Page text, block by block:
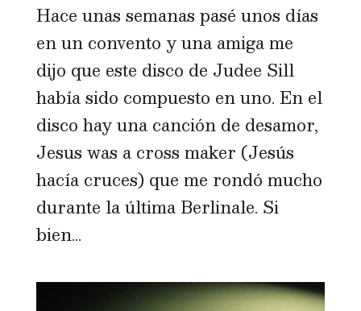
Hace unas semanas pasé unos días
en un convento y una amiga me
dijo que este disco de Judee Sill
había sido compuesto en uno. En el
disco hay una canción de desamor,
Jesus was a cross maker (Jesús
hacía cruces) que me rondó mucho
durante la última Berlinale. Si
bien...